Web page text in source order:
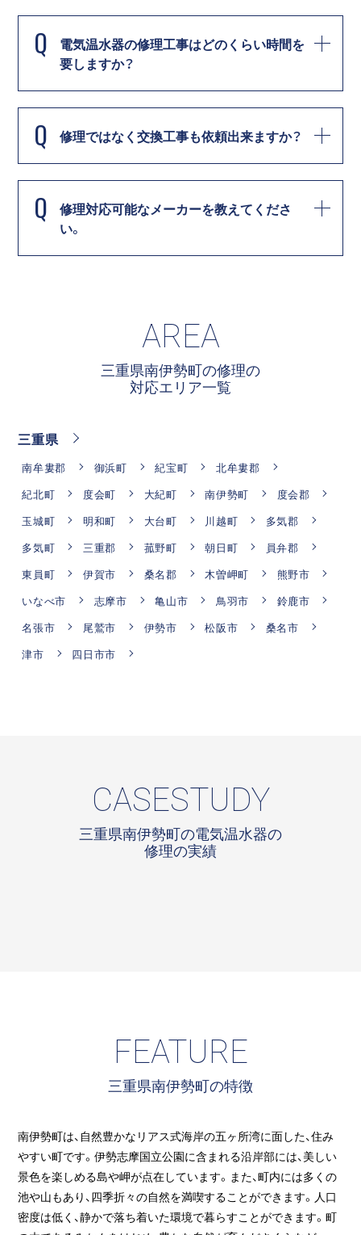
Q
電気温水器の修理工事はどのくらい時間を
要しますか？
Q 修理ではなく交換工事も依頼出来ますか？
Q
修理対応可能なメーカーを教えてくださ
い。
AREA
三重県南伊勢町の修理の
対応エリア一覧
三重県
南牟婁郡 御浜町 紀宝町
北牟婁郡
紀北町
度会町 大紀町 南伊勢町
度会郡
玉城町
明和町 大台町 川越町
多気郡
多気町
三重郡 菰野町 朝日町
員弁郡
東員町
伊賀市 桑名郡 木曽岬町
熊野市
いなべ市
志摩市 亀山市 鳥羽市
鈴鹿市
名張市
尾鷲市 伊勢市 松阪市
桑名市
津市
四日市市
CASESTUDY
三重県南伊勢町の電気温水器の
修理の実績
FEATURE
三重県南伊勢町の特徴
南伊勢町は、自然豊かなリアス式海岸の五ヶ所湾に面した、住み
やすい町です。伊勢志摩国立公園に含まれる沿岸部には、美しい
景色を楽しめる島や岬が点在しています。また、町内には多くの
池や山もあり、四季折々の自然を満喫することができます。人口
密度は低く、静かで落ち着いた環境で暮らすことができます。町